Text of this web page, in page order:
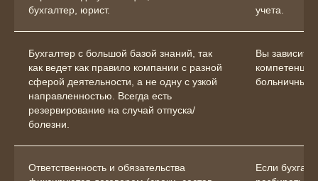
бухгалтер, юрист.
учета.
Бухгалтер с большой базой знаний, так
как ведет как правило компании с разной
сферой деятельности, а не одну с узкой
направленностью. Всегда есть
резервирование на случай отпуска/
болезни.
Вы зависите
больничные.
Ответственность и обязательства
Если